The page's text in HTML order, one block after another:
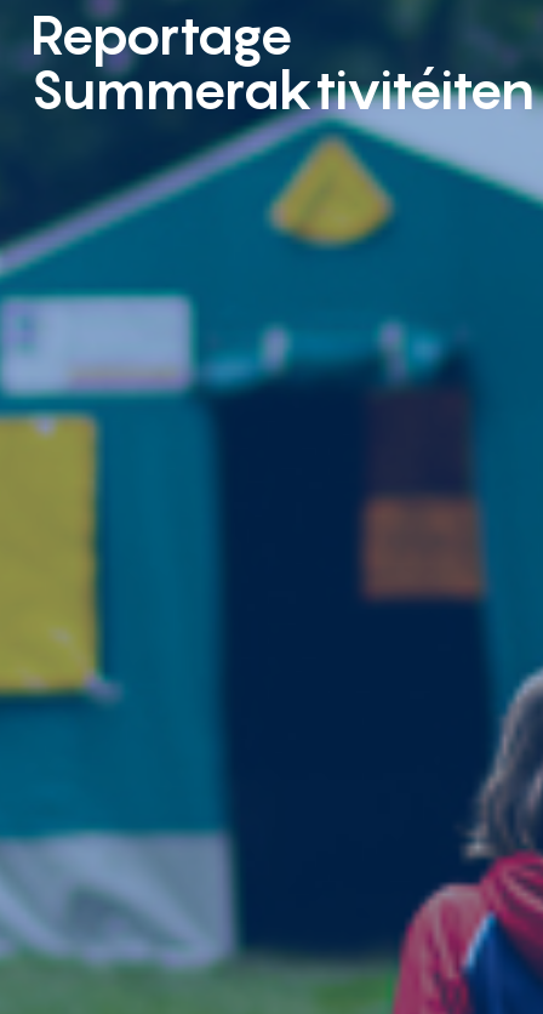
Reportage
Summeraktivitéiten